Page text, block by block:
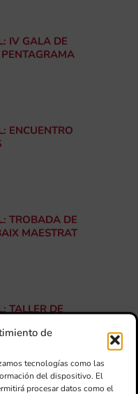
de
tecnologías como las
del dispositivo. El
procesar datos como el
IV GALA DE
ENCUENTRO
TROBADA DE
MAESTRAT
TALLER DE